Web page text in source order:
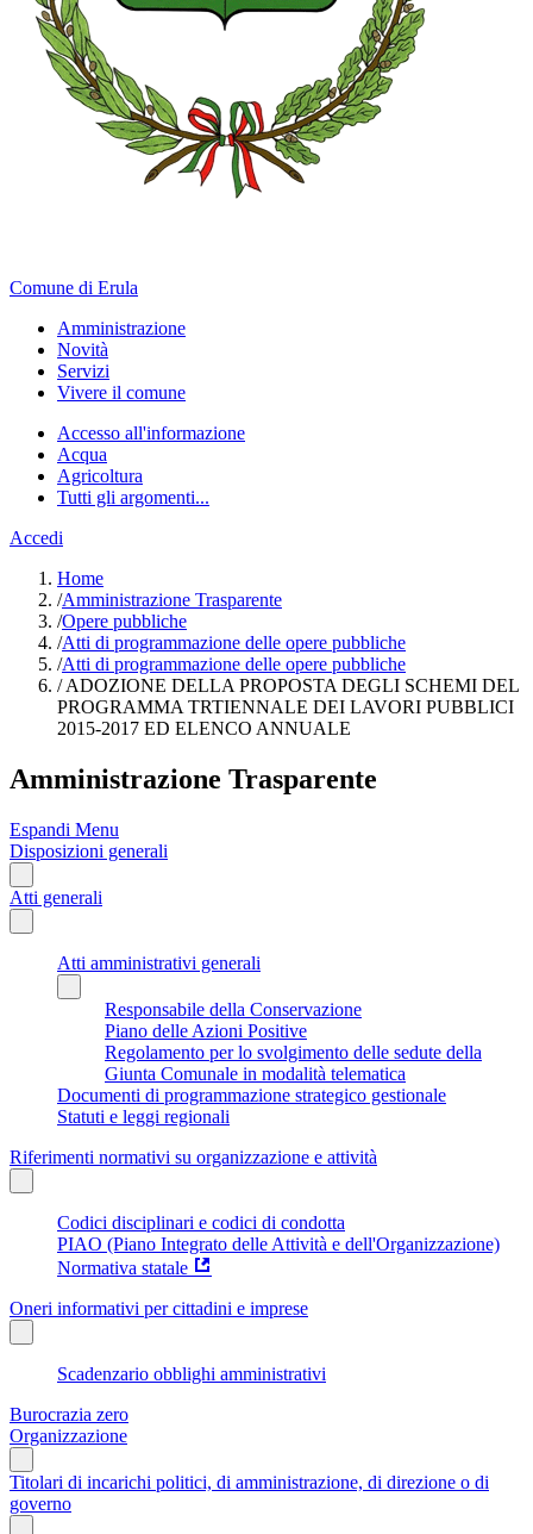
Comune di Erula
Amministrazione
Novità
Servizi
Vivere il comune
Accesso all'informazione
Acqua
Agricoltura
Tutti gli argomenti...
Accedi
Home
/Amministrazione Trasparente
/Opere pubbliche
/Atti di programmazione delle opere pubbliche
/Atti di programmazione delle opere pubbliche
/ADOZIONE DELLA PROPOSTA DEGLI SCHEMI DEL
PROGRAMMA TRTIENNALE DEI LAVORI PUBBLICI
2015-2017 ED ELENCO ANNUALE
Amministrazione Trasparente
Espandi Menu
Disposizioni generali
Atti generali
Atti amministrativi generali
Responsabile della Conservazione
Piano delle Azioni Positive
Regolamento per lo svolgimento delle sedute della
Giunta Comunale in modalità telematica
Documenti di programmazione strategico gestionale
Statuti e leggi regionali
Riferimenti normativi su organizzazione e attività
Codici disciplinari e codici di condotta
PIAO (Piano Integrato delle Attività e dell'Organizzazione)
Normativa statale
Oneri informativi per cittadini e imprese
Scadenzario obblighi amministrativi
Burocrazia zero
Organizzazione
Titolari di incarichi politici, di amministrazione, di direzione o di
governo